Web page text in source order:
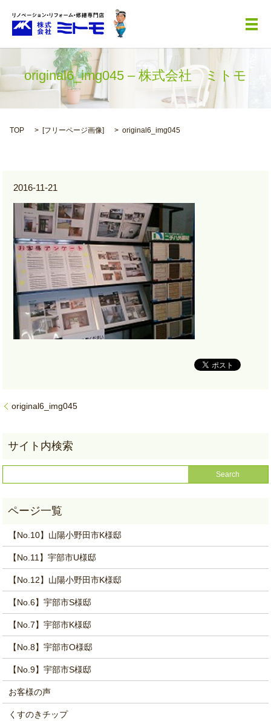
メ
original6_img045 – 株式会社 ミトモ
TOP [フリーページ画像] original6_img045
2016-11-21
original6_img045
【No.10】山陽小野田市K様邸
【No.11】宇部市U様邸
【No.12】山陽小野田市K様邸
【No.6】宇部市S様邸
【No.7】宇部市K様邸
【No.8】宇部市O様邸
【No.9】宇部市S様邸
お客様の声
くすのきチップ